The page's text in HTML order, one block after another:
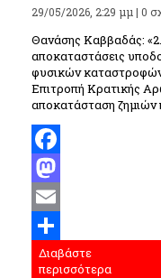
29/05/2026, 2:29 μμ |0
Θανάσης Καββαδάς:
αποκαταστάσεις
φυσικών
Επιτροπή Κρατικής
αποκατάσταση ζημιών
Facebook
Mastodon
Email
Μοιραστείτε
Διαβάστε
περισσότερα